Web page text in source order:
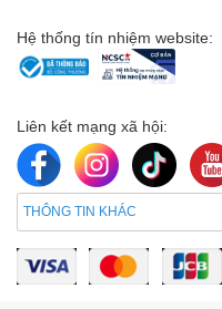
Mua iPad Air 4 2020 bạn sẽ
iPad Air 4 (2020) 64GB Wifi +
iPad Air 4 (2020) 256GB Wifi
iPad Air 4 (2020) 256GB Wifi
Thiết kế mới mẻ,
Hệ thống tín nhiệm website:
Liên kết mạng xã hội:
THÔNG TIN KHÁC